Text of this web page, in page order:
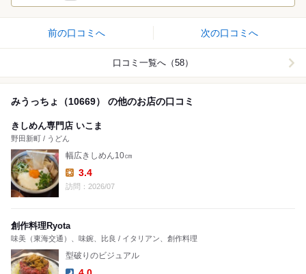
前の口コミへ 次の口コミへ
口コミ一覧へ（58）
みうっちょ（10669） の他のお店の口コミ
きしめん専門店 いこま
野田新町 / うどん
幅広きしめん10㎝
Lunch:
3.4
訪問：2026/07
創作料理Ryota
味美（東海交通）、味鋺、比良 / イタリアン、創作料理
型破りのビジュアル